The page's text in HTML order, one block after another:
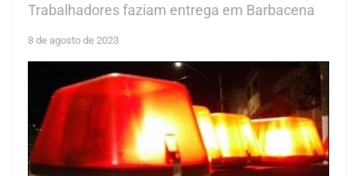
Trabalhadores faziam entrega em Barbacena
8 de agosto de 2023